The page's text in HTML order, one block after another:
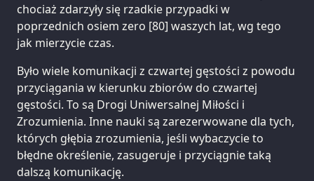
chociaż zdarzyły się rzadkie przypadki w
poprzednich osiem zero [80] waszych lat, wg tego
jak mierzycie czas.
Było wiele komunikacji z czwartej gęstości z powodu
przyciągania w kierunku zbiorów do czwartej
gęstości. To są Drogi Uniwersalnej Miłości i
Zrozumienia. Inne nauki są zarezerwowane dla tych,
których głębia zrozumienia, jeśli wybaczycie to
błędne określenie, zasugeruje i przyciągnie taką
dalszą komunikację.